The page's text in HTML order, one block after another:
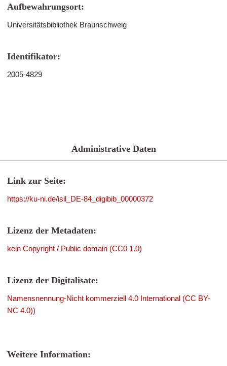
Aufbewahrungsort:
Universitätsbibliothek Braunschweig
Identifikator:
2005-4829
Administrative Daten
Link zur Seite:
https://ku-ni.de/isil_DE-84_digibib_00000372
Lizenz der Metadaten:
kein Copyright / Public domain (CC0 1.0)
Lizenz der Digitalisate:
Namensnennung-Nicht kommerziell 4.0 International (CC BY-
NC 4.0))
Weitere Information: